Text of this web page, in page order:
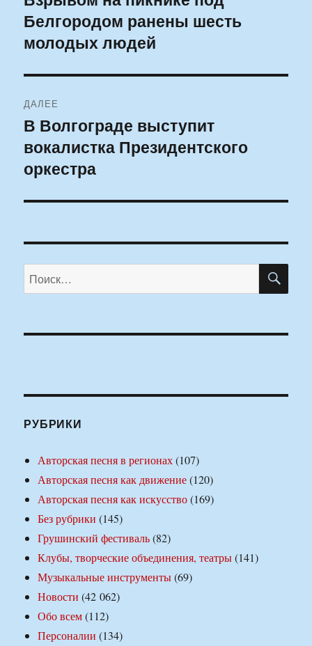
записям
запись:
Белгородом ранены шесть
молодых людей
ДАЛЕЕ
Следующая
запись:
В Волгограде выступит
вокалистка Президентского
оркестра
Искать:
РУБРИКИ
Авторская песня в регионах(107)
Авторская песня как движение(120)
Авторская песня как искусство(169)
Без рубрики (145)
Грушинский фестиваль(82)
Клубы, творческие объединения, театры(141)
Музыкальные инструменты(69)
Новости (42 062)
Обо всем(112)
Персоналии (134)